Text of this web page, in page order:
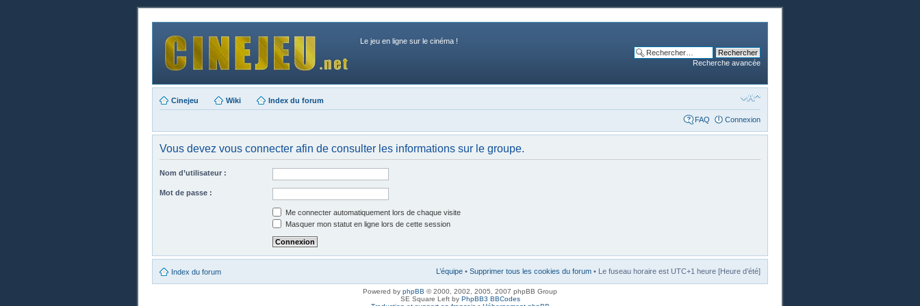
Le jeu en ligne sur le cinéma !
Recherche avancée
Cinejeu Wiki Index du forum
FAQ Connexion
Vous devez vous connecter afin de consulter les informations sur le groupe.
Nom d’utilisateur :
Mot de passe :
Me connecter automatiquement lors de chaque visite
Masquer mon statut en ligne lors de cette session
Index du forum L’équipe • Supprimer tous les cookies du forum • Le fuseau horaire est UTC+1 heure [Heure d’été]
Powered by phpBB © 2000, 2002, 2005, 2007 phpBB Group
SE Square Left by PhpBB3 BBCodes